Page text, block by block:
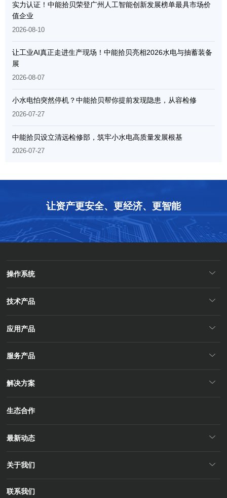
实力认证！中能拾贝荣登广州人工智能创新发展榜单最具市场价
值企业
2026-08-10
让工业AI真正走进生产现场！中能拾贝亮相2026水电与抽蓄装备
展
2026-08-07
小水电怕突然停机？中能拾贝帮你提前发现隐患，从容检修
2026-07-27
中能拾贝设立清远检修部，筑牢小水电高质量发展根基
2026-07-27
让资产更安全、更经济、更智能
操作系统
技术产品
应用产品
服务产品
解决方案
生态合作
最新动态
关于我们
联系我们